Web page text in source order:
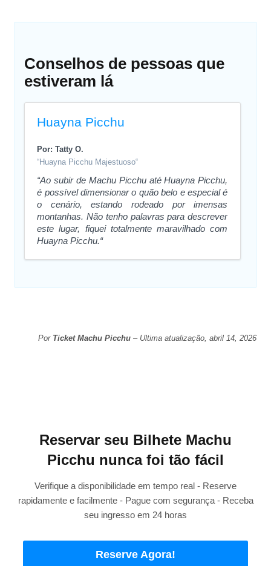
Conselhos de pessoas que
estiveram lá
Huayna Picchu
Por: Tatty O.
“Huayna Picchu Majestuoso“
“Ao subir de Machu Picchu até Huayna Picchu,
é possível dimensionar o quão belo e especial é
o cenário, estando rodeado por imensas
montanhas. Não tenho palavras para descrever
este lugar, fiquei totalmente maravilhado com
Huayna Picchu.“
Por Ticket Machu Picchu– Ultima atualização, abril 14, 2026
Reservar seu Bilhete Machu
Picchu nunca foi tão fácil
Verifique a disponibilidade em tempo real - Reserve
rapidamente e facilmente - Pague com segurança - Receba
seu ingresso em 24 horas
Reserve Agora!